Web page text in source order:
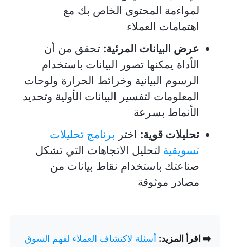
لمواءمة المحتوى الخاص بك مع
اهتمامات العملاء
عرض البيانات المرئية: تحقق من أن
الأداة يمكنها تصور البيانات باستخدام
الرسوم البيانية وخرائط الحرارة ولوحات
المعلومات لتفسير البيانات الأولية وتحديد
الأنماط بسرعة
تحليلات قوية: اختر برنامج تحليلات
تسويقية لتحليل الاتجاهات التي تشكل
صناعتك باستخدام نقاط بيانات من
مصادر موثوقة
➡️ اقرأ المزيد: أسئلة لاكتشاف العملاء لفهم السوق